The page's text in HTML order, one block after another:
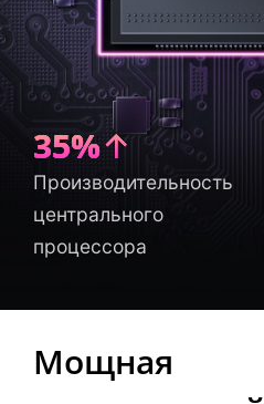
35%↑
Производительность
центрального
процессора
Мощная